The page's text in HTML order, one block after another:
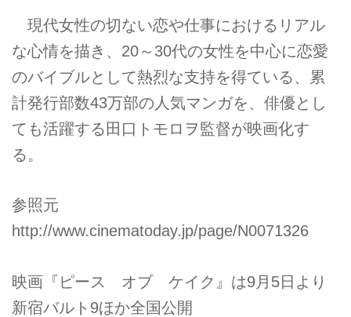
現代女性の切ない恋や仕事におけるリアル
な心情を描き、20～30代の女性を中心に恋愛
のバイブルとして熱烈な支持を得ている、累
計発行部数43万部の人気マンガを、俳優とし
ても活躍する田口トモロヲ監督が映画化す
る。
参照元
http://www.cinematoday.jp/page/N0071326
映画『ピース オブ ケイク』は9月5日より
新宿バルト9ほか全国公開